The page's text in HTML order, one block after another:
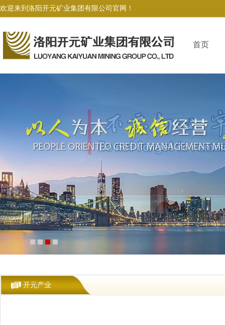
欢迎来到洛阳开元矿业集团有限公司官网！
首页
开元产业